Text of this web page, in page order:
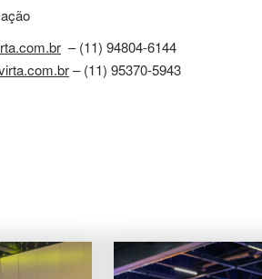
– (11) 94804-6144
– (11) 95370-5943